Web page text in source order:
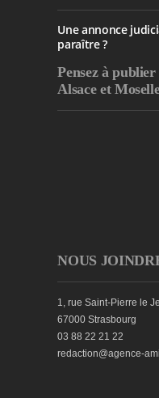
Une annonce
paraître ?
Pensez à publier
Alsace et
NOUS
1, rue Saint-Pierre le
67000 Strasbourg
03 88 22 21 22
redaction@agence-